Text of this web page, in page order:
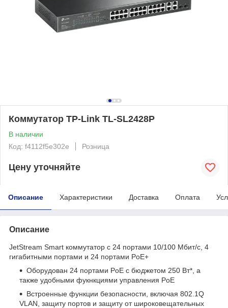
Коммутатор TP-Link TL-SL2428P
В наличии
Код: f4112f5e302e
Розница
Цену уточняйте
Описание Характеристики Доставка Оплата
Описание
JetStream Smart коммутатор с 24 портами 10/100 Мбит/с, 4
гигабитными портами и 24 портами PoE+
Оборудован 24 портами PoE с бюджетом 250 Вт*, а
также удобными фукнкциями управления PoE
Встроенные функции безопасности, включая 802.1Q
VLAN, защиту портов и защиту от широковещательных